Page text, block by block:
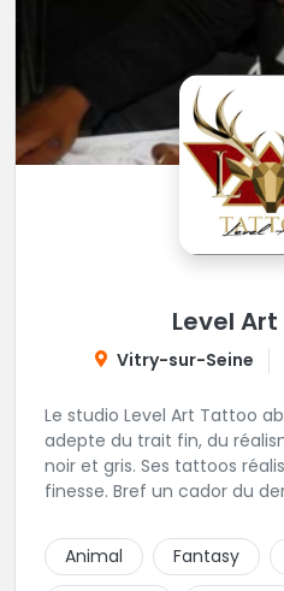
Level
Vitry-sur-Seine
Le studio Level Art Tattoo
adepte du trait fin, du
noir et gris. Ses tattoos
finesse. Bref un cador du
Animal
Fantasy